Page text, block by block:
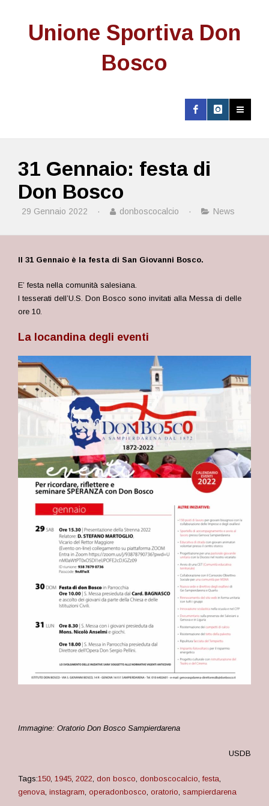
Unione Sportiva Don
Bosco
31 Gennaio: festa di
Don Bosco
29 Gennaio 2022 · donboscocalcio · News
Il 31 Gennaio è la festa di San Giovanni Bosco.
E’ festa nella comunità salesiana.
I tesserati dell’U.S. Don Bosco sono invitati alla Messa di delle
ore 10.
La locandina degli eventi
Immagine: Oratorio Don Bosco Sampierdarena
USDB
Tags:150 1945 2022 don bosco donboscocalcio ,festa
genova instagram operadonbosco oratorio sampierdarena